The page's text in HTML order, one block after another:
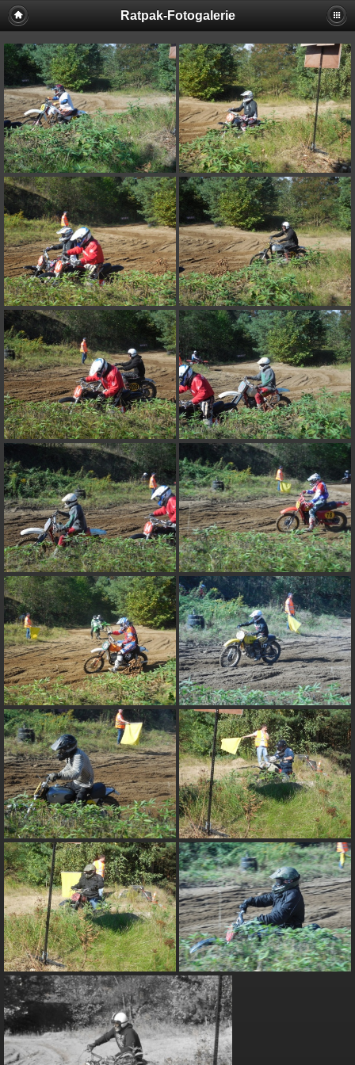
Ratpak-Fotogalerie